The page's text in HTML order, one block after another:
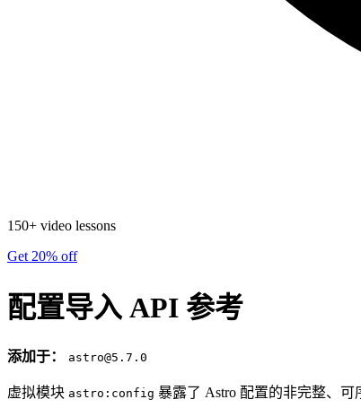
150+ video lessons
Get 20% off
配置导入 API 参考
添加于： astro@5.7.0
虚拟模块 astro:config 暴露了 Astro 配置的非完整、